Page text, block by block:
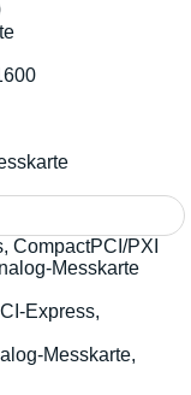
Messkarte
Messkarte,